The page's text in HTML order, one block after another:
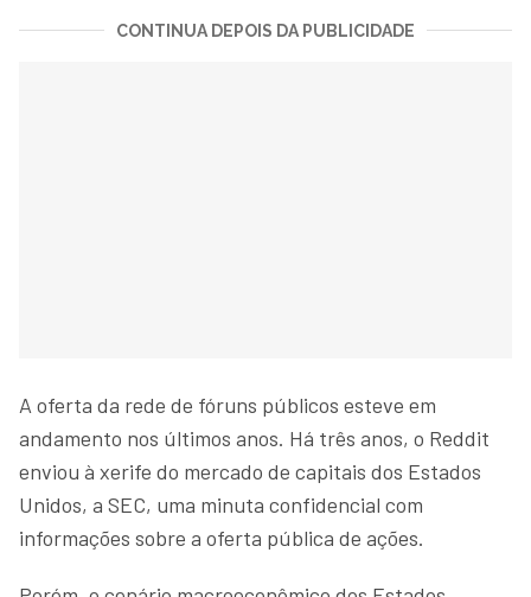
CONTINUA DEPOIS DA PUBLICIDADE
A oferta da rede de fóruns públicos esteve em
andamento nos últimos anos. Há três anos, o Reddit
enviou à xerife do mercado de capitais dos Estados
Unidos, a SEC, uma minuta confidencial com
informações sobre a oferta pública de ações.